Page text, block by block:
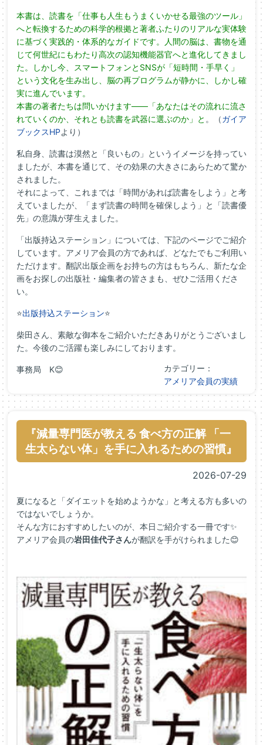
本書は、読書を「仕事も人生もうまくいかせる最強のツール」
へと転換するための科学的根拠と著者ふたりのリアルな実体験
に基づく実践的・体系的なガイドです。人間の脳は、書物を通
じて何世紀にもわたり高次の認知機能器官へと進化してきまし
た。しかし今、スマートフォンとSNSが「短時間・手早く」
という文化を生み出し、脳の再プログラムが静かに、しかし確
実に進んでいます。
本書の著者たちは問いかけます――「あなたはその流れに流さ
れていくのか、それとも読書を武器に選ぶのか」と 。（ガイア
ブックスHPより）
私自身、読書は漠然と「良いもの」というイメージを持ってい
ましたが、本書を通じて、その効果の大きさにあらためて驚か
されました。
それによって、これまでは「時間があれば読書をしよう」と考
えていましたが、「まず読書の時間を確保しよう」と「読書優
先」の意識が芽生えました。
「出版持込ステーション」については、下記のページでご紹介
しています。アメリア会員の方であれば、どなたでもご利用い
ただけます。翻訳出版企画をお持ちの方はもちろん、新たな企
画をお探しの出版社・編集者の皆さまも、ぜひご活用くださ
い。
⭐出版持込ステーション⭐
柴田さん、素敵な御本をご紹介いただきありがとうございまし
た。今後のご活躍も楽しみにしております。
事務局 K😊
カテゴリー：
アメリア会員の実績
『減量専門医が教える 食べ方の正解 「一
生太らない体」を手に入れるための習慣』
2026-07-29
夏になると「ダイエットを始めようかな」と考える方も多いの
ではないでしょうか。
そんな方におすすめしたいのが、本日ご紹介する一冊です✨
アメリア会員の岩田佳代子さんが翻訳を手がけられました😊